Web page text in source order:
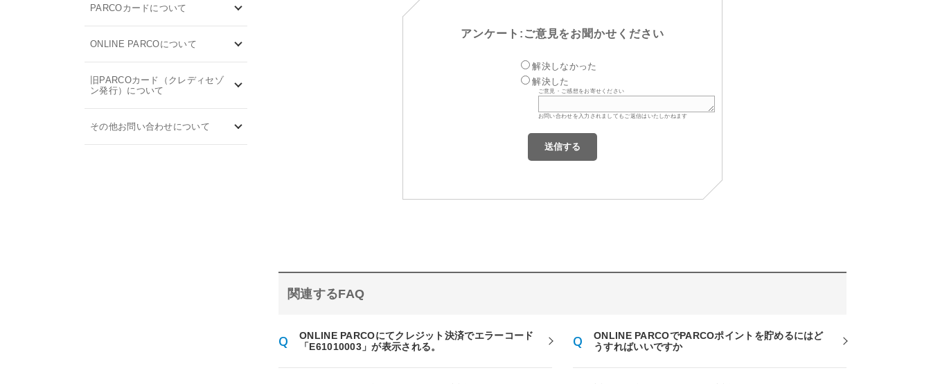
PARCOカードについて
ONLINE PARCOについて
旧PARCOカード（クレディセゾ
ン発行）について
その他お問い合わせについて
アンケート:ご意見をお聞かせください
解決しなかった
解決した
ご意見・ご感想をお寄せください
お問い合わせを入力されましてもご返信はいたしかねます
関連するFAQ
ONLINE PARCOにてクレジット決済でエラーコード
「E61010003」が表示される。
ONLINE PARCOでPARCOポイントを貯めるにはど
うすればいいですか